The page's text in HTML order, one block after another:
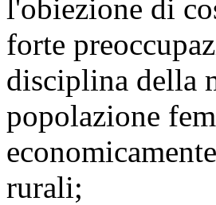
l'obiezione di
forte
disciplina della
popolazione
rurali;